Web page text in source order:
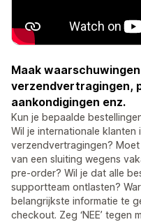
Maak
verzendvertragingen,
aankondigingen enz.
Kun je bepaalde
Wil je internationale klanten
verzendvertragingen?
van een sluiting wegens
pre-order? Wil je dat alle
supportteam ontlasten?
belangrijkste informatie te
checkout. Zeg ‘NEE’ tegen